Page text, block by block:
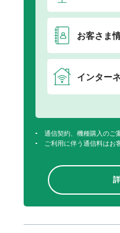
お客さま
インター
通信契約、機種購入のご
ご利用に伴う通信料はお